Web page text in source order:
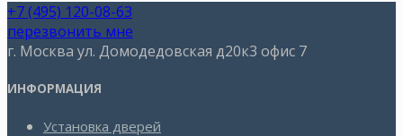
+7 (495) 120-08-63
перезвонить мне
г. Москва ул. Домодедовская д20к3 офис 7
ИНФОРМАЦИЯ
Установка дверей